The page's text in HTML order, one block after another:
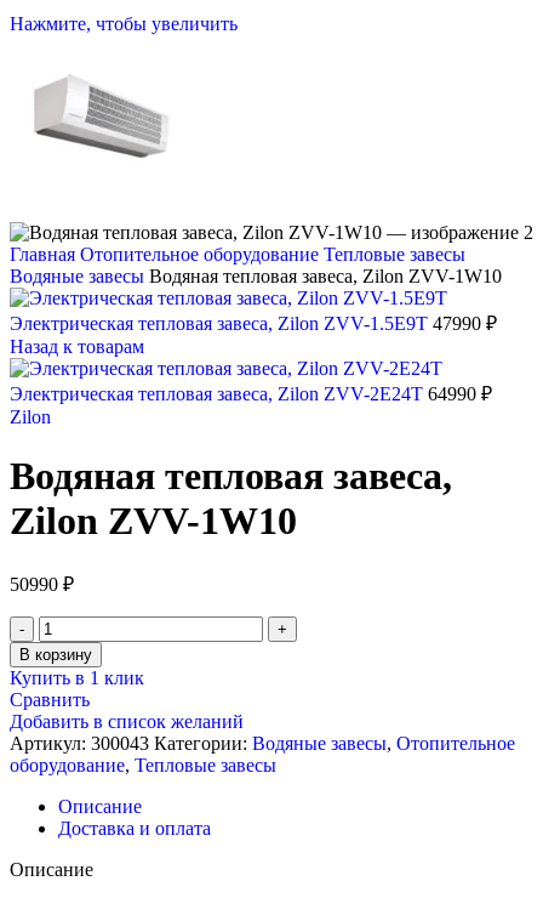
Нажмите, чтобы увеличить
Главная Отопительное оборудование Тепловые завесы
Водяные завесы Водяная тепловая завеса, Zilon ZVV-1W10
Электрическая тепловая завеса, Zilon ZVV-1.5E9T 47990 ₽
Назад к товарам
Электрическая тепловая завеса, Zilon ZVV-2E24T 64990 ₽
Zilon
Водяная тепловая завеса,
Zilon ZVV-1W10
50990 ₽
Количество
товара
Водяная
тепловая
завеса,
Zilon
ZVV-
1W10
В корзину
Купить в 1 клик
Сравнить
Добавить в список желаний
Артикул: 300043 Категории: Водяные завесы, Отопительное
оборудование, Тепловые завесы
Описание
Доставка и оплата
Описание